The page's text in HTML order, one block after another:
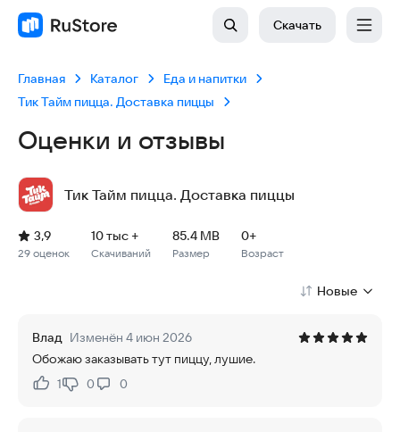
Скачать
Главная Каталог
Еда и напитки
Тик Тайм пицца. Доставка пиццы
Оценки и отзывы
Тик Тайм пицца. Доставка пиццы
Рейтинг: 3,9, 29 оценок
Скачиваний: 10 тыс +
Размер файла: 85.4 MB
Возрастное ограничение: 85.4 MB
29 оценок
3,9
Скачиваний
10 тыс +
Размер
85.4 MB
Возраст
0+
Новые
Влад Изменён 4 июн 2026
Обожаю заказывать тут пиццу, лушие.
Нравится:
1Не нравится:
0 0